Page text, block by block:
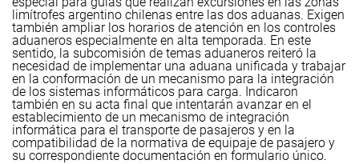
limítrofes argentino chilenas entre las dos aduanas. Exigen
también ampliar los horarios de atención en los controles
aduaneros especialmente en alta temporada. En este
sentido, la subcomisión de temas aduaneros reiteró la
necesidad de implementar una aduana unificada y trabajar
en la conformación de un mecanismo para la integración
de los sistemas informáticos para carga. Indicaron
también en su acta final que intentarán avanzar en el
establecimiento de un mecanismo de integración
informática para el transporte de pasajeros y en la
compatibilidad de la normativa de equipaje de pasajero y
su correspondiente documentación en formulario único.